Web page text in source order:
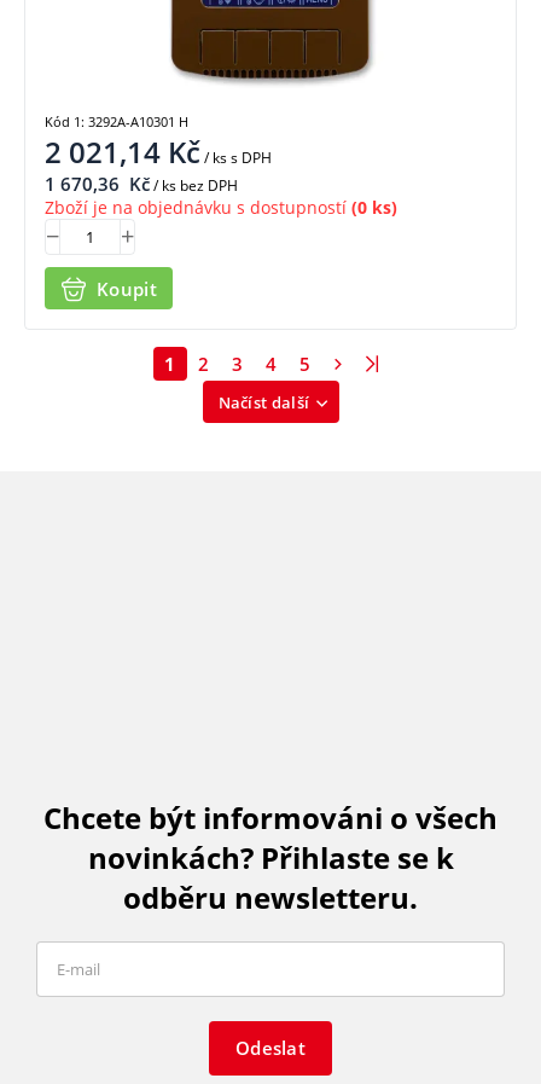
2 021,14 Kč/ kss DPH
1 670,36 Kč/ ks bez DPH
Zboží je na objednávku s dostupností (0 ks)
Koupit
Kód 1: 3292A-A10301 H
Načíst další
1 2 3 4 5
Chcete být informováni o všech
novinkách? Přihlaste se k
odběru newsletteru.
Odeslat